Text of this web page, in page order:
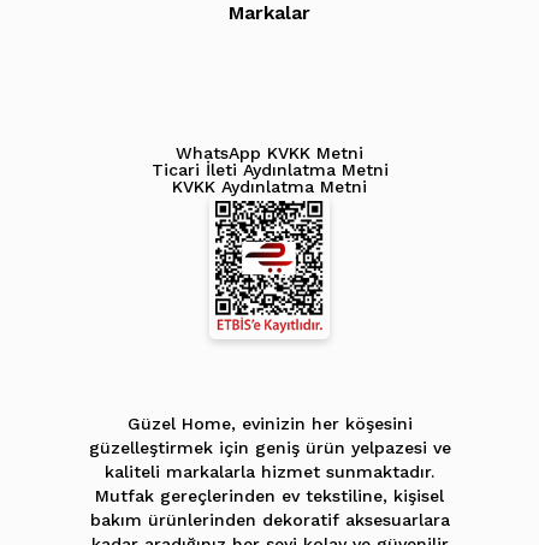
Markalar
KVKK Aydınlatma Metni
Ticari İleti Aydınlatma Metni
WhatsApp KVKK Metni
Güzel Home, evinizin her köşesini
güzelleştirmek için geniş ürün yelpazesi ve
kaliteli markalarla hizmet sunmaktadır.
Mutfak gereçlerinden ev tekstiline, kişisel
bakım ürünlerinden dekoratif aksesuarlara